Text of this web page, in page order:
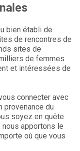
bien établi de
de rencontres de
sites de
de femmes
et intéressées de
connecter avec
provenance du
soyez en quête
nous apportons le
où que vous